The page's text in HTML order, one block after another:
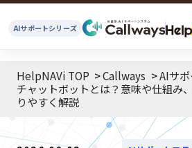
AIサポートシリーズ
HelpNAVi TOP Callways
AIサ
チャットボットとは？意味や仕組み
りやすく解説